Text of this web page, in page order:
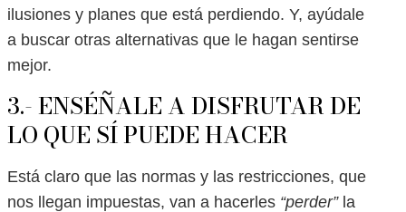
ilusiones y planes que está perdiendo. Y, ayúdale
a buscar otras alternativas que le hagan sentirse
mejor.
3.- ENSÉÑALE A DISFRUTAR DE
LO QUE SÍ PUEDE HACER
Está claro que las normas y las restricciones, que
nos llegan impuestas, van a hacerles “perder”la